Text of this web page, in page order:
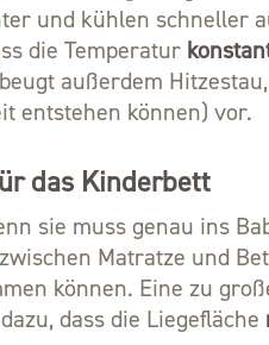
und kühlen schneller
die Temperatur
außerdem
entstehen können) vor.
das Kinderbett
sie muss genau ins
Matratze und
können. Eine zu
dass die Liegefläche